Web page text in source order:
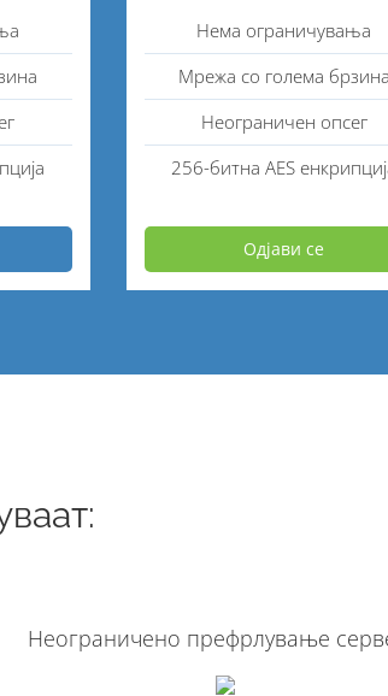
Нема ограничувања
Мрежа со голема брзина
Неограничен опсег
256-битна AES
Одјави се
Неограничено префрлување